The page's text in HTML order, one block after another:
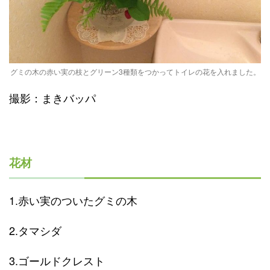
グミの木の赤い実の枝とグリーン3種類をつかってトイレの花を入れました。
撮影：まきバッパ
花材
1.赤い実のついたグミの木
2.タマシダ
3.ゴールドクレスト